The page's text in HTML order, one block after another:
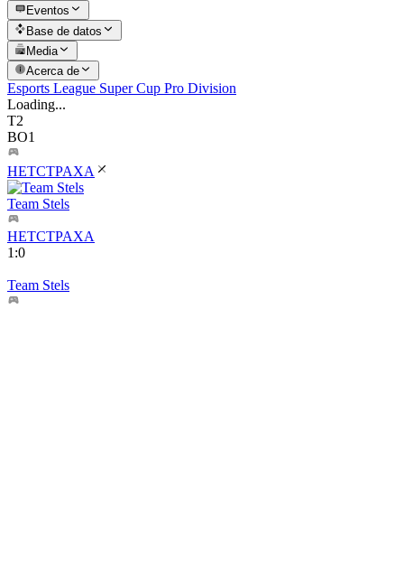
Eventos
Base de datos
Media
Acerca de
Esports League Super Cup Pro Division
Loading...
T2
BO1
HETCTPAXA
Team Stels
HETCTPAXA
1 :0
Team Stels